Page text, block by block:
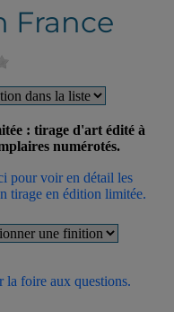
France
: tirage d'art édité à
numérotés.
pour voir en détail les
tirage en édition limitée.
la foire aux questions.